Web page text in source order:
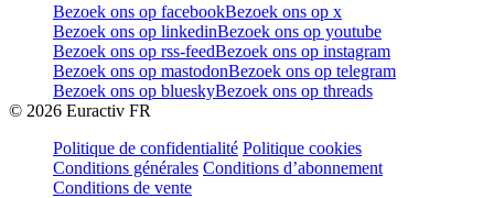
Bezoek ons op facebookBezoek ons op x
Bezoek ons op linkedinBezoek ons op youtube
Bezoek ons op rss-feedBezoek ons op instagram
Bezoek ons op mastodonBezoek ons op telegram
Bezoek ons op blueskyBezoek ons op threads
© 2026 Euractiv FR
Politique de confidentialité Politique cookies
Conditions générales Conditions d’abonnement
Conditions de vente